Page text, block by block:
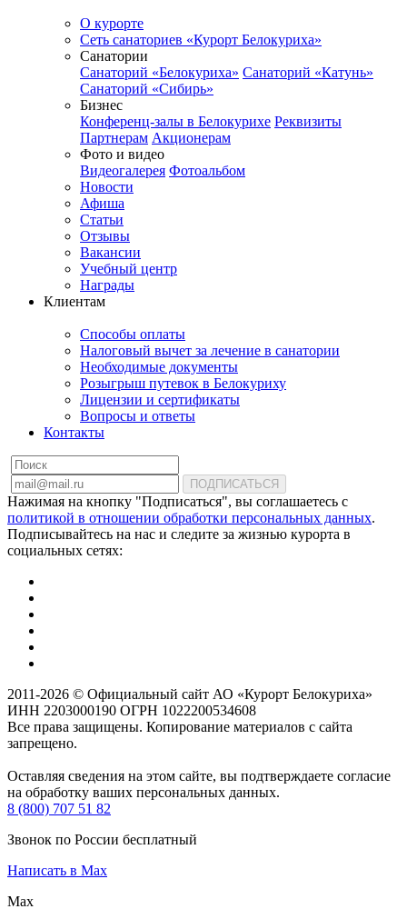
О курорте
Сеть санаториев «Курорт Белокуриха»
Санатории
Санаторий «Белокуриха» Санаторий «Катунь»
Санаторий «Сибирь»
Бизнес
Конференц-залы в Белокурихе Реквизиты
Партнерам Акционерам
Фото и видео
Видеогалерея Фотоальбом
Новости
Афиша
Статьи
Отзывы
Вакансии
Учебный центр
Награды
Клиентам
Способы оплаты
Налоговый вычет за лечение в санатории
Необходимые документы
Розыгрыш путевок в Белокуриху
Лицензии и сертификаты
Вопросы и ответы
Контакты
ПОДПИСАТЬСЯ
Нажимая на кнопку "Подписаться", вы соглашаетесь с
политикой в отношении обработки персональных данных.
Подписывайтесь на нас и следите за жизнью курорта в
социальных сетях:
2011-2026 © Официальный сайт АО «Курорт Белокуриха»
ИНН 2203000190 ОГРН 1022200534608
Все права защищены. Копирование материалов с сайта
запрещено.
Оставляя сведения на этом сайте, вы подтверждаете согласие
на обработку ваших персональных данных.
8 (800) 707 51 82
Звонок по России бесплатный
Написать в Max
Max